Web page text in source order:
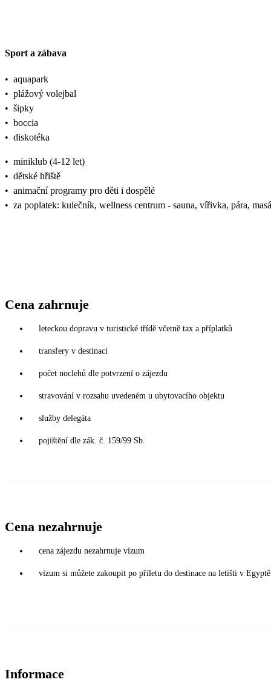
Sport a zábava
• aquapark
• plážový volejbal
• šipky
• boccia
• diskotéka
• miniklub (4-12 let)
• dětské hřiště
• animační programy pro děti i dospělé
• za poplatek: kulečník, wellness centrum - sauna, vířivka, pára,
Cena zahrnuje
leteckou dopravu v turistické třídě včetně tax a příplatků
transfery v destinaci
počet noclehů dle potvrzení o zájezdu
stravování v rozsahu uvedeném u ubytovacího objektu
služby delegáta
pojištění dle zák. č. 159/99 Sb.
Cena nezahrnuje
cena zájezdu nezahrnuje vízum
vízum si můžete zakoupit po příletu do destinace na letišti v
Informace